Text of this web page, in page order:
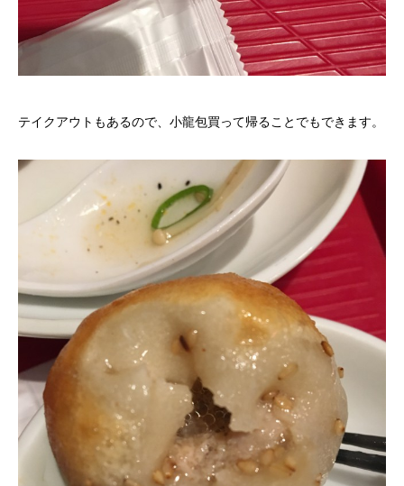
テイクアウトもあるので、小龍包買って帰ることでもできます。